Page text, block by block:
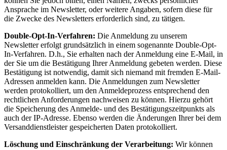
Ansprache im Newsletter, oder weitere Angaben, sofern diese für
die Zwecke des Newsletters erforderlich sind, zu tätigen.
Double-Opt-In-Verfahren: Die Anmeldung zu unserem
Newsletter erfolgt grundsätzlich in einem sogenannte Double-Opt-
In-Verfahren. D.h., Sie erhalten nach der Anmeldung eine E-Mail, in
der Sie um die Bestätigung Ihrer Anmeldung gebeten werden. Diese
Bestätigung ist notwendig, damit sich niemand mit fremden E-Mail-
Adressen anmelden kann. Die Anmeldungen zum Newsletter
werden protokolliert, um den Anmeldeprozess entsprechend den
rechtlichen Anforderungen nachweisen zu können. Hierzu gehört
die Speicherung des Anmelde- und des Bestätigungszeitpunkts als
auch der IP-Adresse. Ebenso werden die Änderungen Ihrer bei dem
Versanddienstleister gespeicherten Daten protokolliert.
Löschung und Einschränkung der Verarbeitung: Wir können